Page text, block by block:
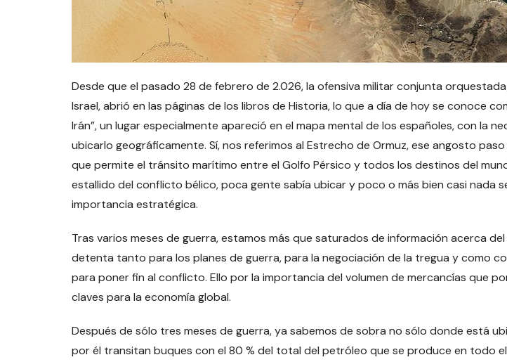
Desde que el pasado 28 de febrero de 2.026, la ofensiva militar conjunta orquestada
Israel, abrió en las páginas de los libros de Historia, lo que a día de hoy se conoce
Irán”, un lugar especialmente apareció en el mapa mental de los españoles, con la
ubicarlo geográficamente. Sí, nos referimos al Estrecho de Ormuz, ese angosto
que permite el tránsito marítimo entre el Golfo Pérsico y todos los destinos del
estallido del conflicto bélico, poca gente sabía ubicar y poco o más bien casi nada
importancia estratégica.
Tras varios meses de guerra, estamos más que saturados de información acerca
detenta tanto para los planes de guerra, para la negociación de la tregua y como
para poner fin al conflicto. Ello por la importancia del volumen de mercancías que
claves para la economía global.
Después de sólo tres meses de guerra, ya sabemos de sobra no sólo donde está
por él transitan buques con el 80 % del total del petróleo que se produce en todo